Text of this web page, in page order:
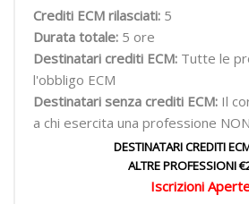
Crediti ECM rilasciati: 5
Durata totale: 5 ore
Destinatari crediti ECM: Tutte le
l'obbligo ECM
Destinatari senza crediti ECM: Il
a chi esercita una professione
DESTINATARI CREDITI
ALTRE PROFESSIONI
Iscrizioni